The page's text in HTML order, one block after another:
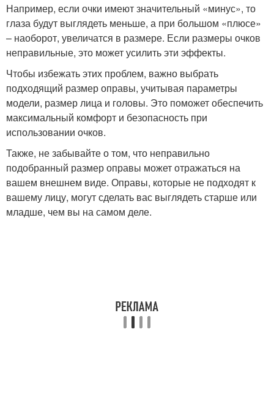
Например, если очки имеют значительный «минус», то
глаза будут выглядеть меньше, а при большом «плюсе»
– наоборот, увеличатся в размере. Если размеры очков
неправильные, это может усилить эти эффекты.
Чтобы избежать этих проблем, важно выбрать
подходящий размер оправы, учитывая параметры
модели, размер лица и головы. Это поможет обеспечить
максимальный комфорт и безопасность при
использовании очков.
Также, не забывайте о том, что неправильно
подобранный размер оправы может отражаться на
вашем внешнем виде. Оправы, которые не подходят к
вашему лицу, могут сделать вас выглядеть старше или
младше, чем вы на самом деле.